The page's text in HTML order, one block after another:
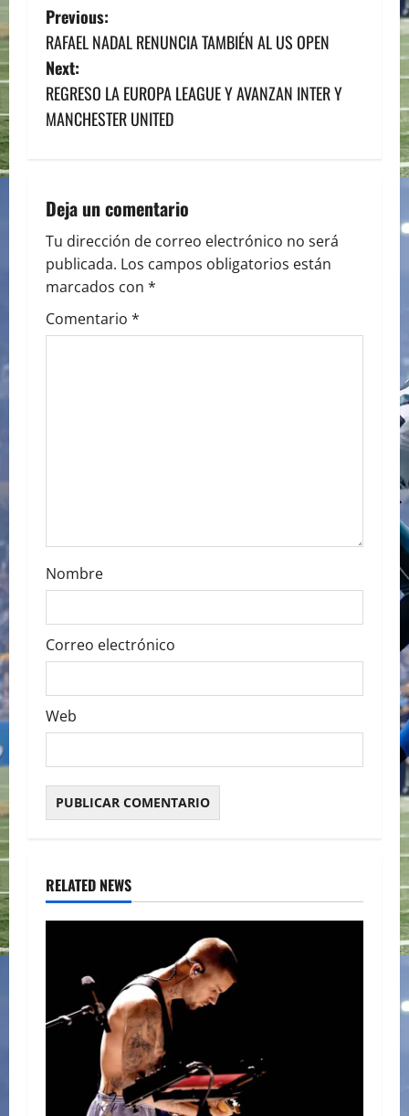
P
o
s
t
a
v
i
g
Previous:
RAFAEL NADAL RENUNCIA TAMBIÉN AL US OPEN
Next:
REGRESO LA EUROPA LEAGUE Y AVANZAN INTER Y
MANCHESTER UNITED
Deja un comentario
Tu dirección de correo electrónico no será
publicada. Los campos obligatorios están
marcados con *
Comentario *
Nombre
Correo electrónico
Web
RELATED NEWS